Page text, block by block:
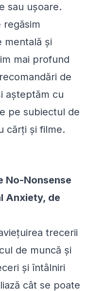
sau ușoare.
regăsim
mentală și
mai profund
de
așteptăm cu
pe subiectul de
cărți și filme.
No-Nonsense
Anxiety, de
trecerii
de muncă și
și întâlniri
cât se poate